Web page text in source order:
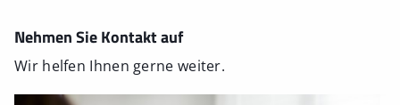
Nehmen Sie Kontakt auf
Wir helfen Ihnen gerne weiter.